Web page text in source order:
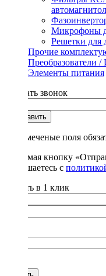
автомагнитол
Микрофоны
Решетки для
Прочие
Преобразователи
Элементы питания
Заказать звонок
Отправить
* - отмеченые поля
Нажимая кнопку
соглашаетесь с
Купить в 1 клик